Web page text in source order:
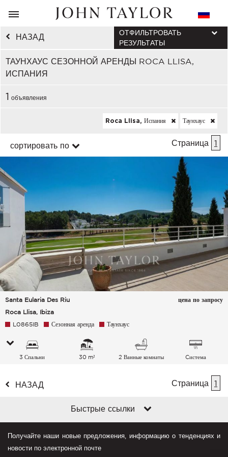
НАЗАД
ТАУНХАУС СЕЗОННОЙ АРЕНДЫ ROCA LLISA,
ИСПАНИЯ
ОТФИЛЬТРОВАТЬ
РЕЗУЛЬТАТЫ
1 объявления
Roca Llisa, Испания Таунхаус
сортировать по Страница 1
Santa Eularia Des Riu
Roca Llisa, Ibiza
цена по запросу
L0865IB Сезонная аренда Таунхаус
3 Спальни 30 m² 2 Ванные комнаты
Cистема
воздуха
НАЗАД Страница 1
Быстрые ссылки
Получайте наши новые предложения, информацию о тенденциях и
новости по электронной почте